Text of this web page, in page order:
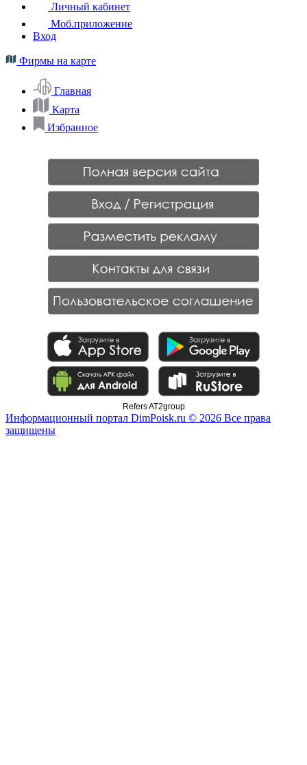
Личный кабинет
Моб.приложение
Вход
Фирмы на карте
Главная
Карта
Избранное
Refers AT2group
Информационный портал DimPoisk.ru © 2026 Все права
защищены